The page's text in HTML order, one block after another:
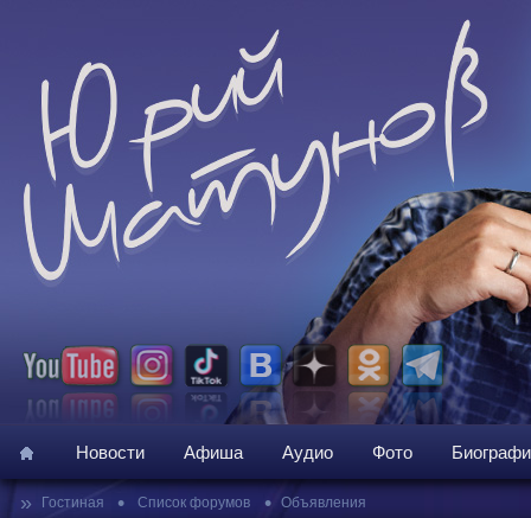
Новости Афиша Аудио Фото
» Гостиная • Список форумов • Объявления